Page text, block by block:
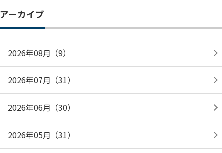
アーカイブ
2026年08月（9）
2026年07月（31）
2026年06月（30）
2026年05月（31）